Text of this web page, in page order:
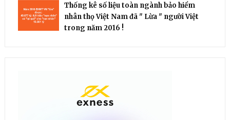
Thống kê số liệu toàn ngành bảo hiểm
nhân thọ Việt Nam đã " Lừa " người Việt
trong năm 2016 !